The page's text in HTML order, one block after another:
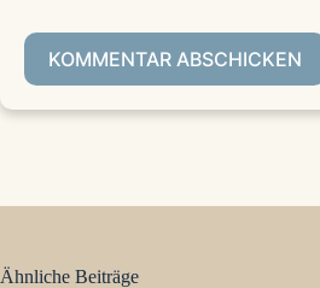
KOMMENTAR ABSCHICKEN
Ähnliche Beiträge